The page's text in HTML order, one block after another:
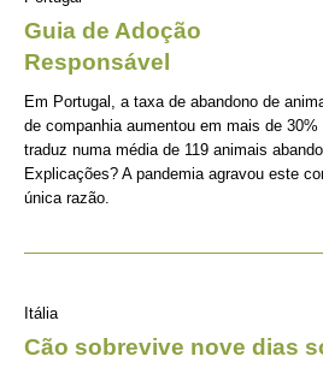
Guia de Adoção
Responsável
Em Portugal, a taxa de abandono de
de companhia aumentou em mais de
traduz numa média de 119 animais
Explicações? A pandemia agravou este
única razão.
Itália
Cão sobrevive nove dias